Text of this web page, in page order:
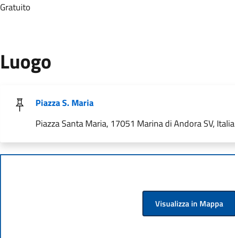
Gratuito
Luogo
Piazza S. Maria
Piazza Santa Maria, 17051 Marina di Andora SV, Italia
Visualizza in Mappa